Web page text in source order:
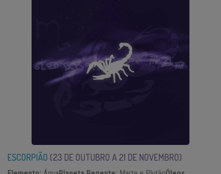
ESCORPIÃO (23 DE OUTUBRO A 21 DE NOVEMBRO)